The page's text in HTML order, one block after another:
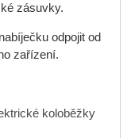
zásuvky.
odpojit od
zařízení.
koloběžky